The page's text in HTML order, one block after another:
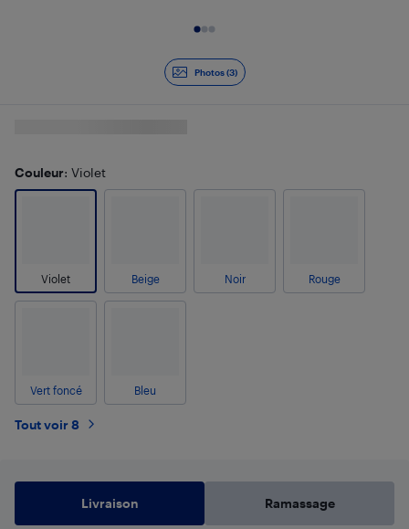
Photos (3)
Couleur: Violet
Violet Beige Noir Rouge
Vert foncé Bleu
Tout voir 8
Livraison Ramassage